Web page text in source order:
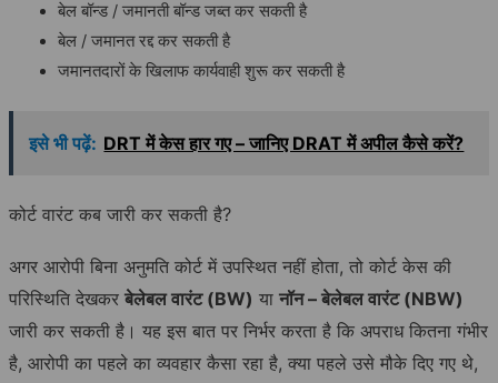
बेल बॉन्ड / जमानती बॉन्ड जब्त कर सकती है
बेल / जमानत रद्द कर सकती है
जमानतदारों के खिलाफ कार्यवाही शुरू कर सकती है
इसे भी पढ़ें: DRT में केस हार गए – जानिए DRAT में अपील कैसे करें?
कोर्ट वारंट कब जारी कर सकती है?
अगर आरोपी बिना अनुमति कोर्ट में उपस्थित नहीं होता, तो कोर्ट केस की
परिस्थिति देखकर बेलेबल वारंट (BW) या नॉन – बेलेबल वारंट (NBW)
जारी कर सकती है। यह इस बात पर निर्भर करता है कि अपराध कितना गंभीर
है, आरोपी का पहले का व्यवहार कैसा रहा है, क्या पहले उसे मौके दिए गए थे,